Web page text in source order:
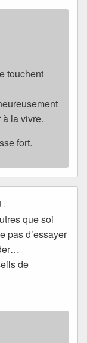
touchent
la vivre.
fort.
:
que soi
pas d’essayer
de